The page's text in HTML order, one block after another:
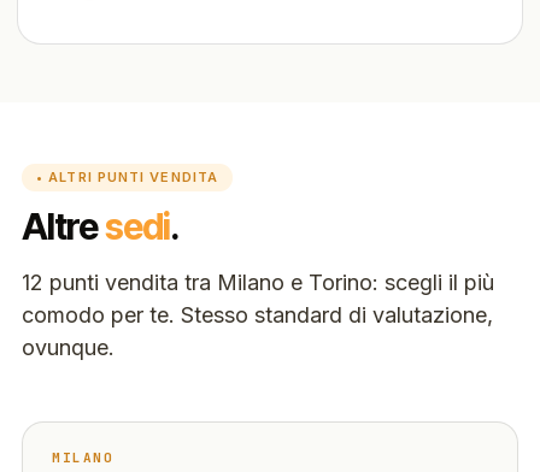
• ALTRI PUNTI VENDITA
Altresedi.
12 punti vendita tra Milano e Torino: scegli il più
comodo per te. Stesso standard di valutazione,
ovunque.
MILANO